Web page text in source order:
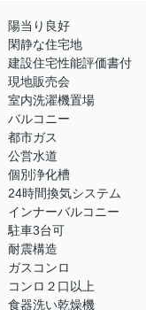
陽当り良好
閑静な住宅地
建設住宅性能評価書付
現地販売会
室内洗濯機置場
バルコニー
都市ガス
公営水道
個別浄化槽
24時間換気システム
インナーバルコニー
駐車3台可
耐震構造
ガスコンロ
コンロ２口以上
食器洗い乾燥機